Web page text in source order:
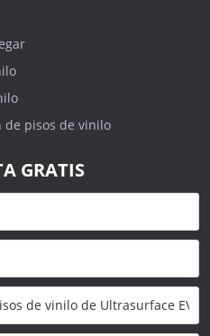
de pisos de vinilo
GRATIS